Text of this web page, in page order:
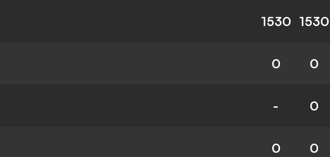
1530 1530
0 0
- 0
0 0